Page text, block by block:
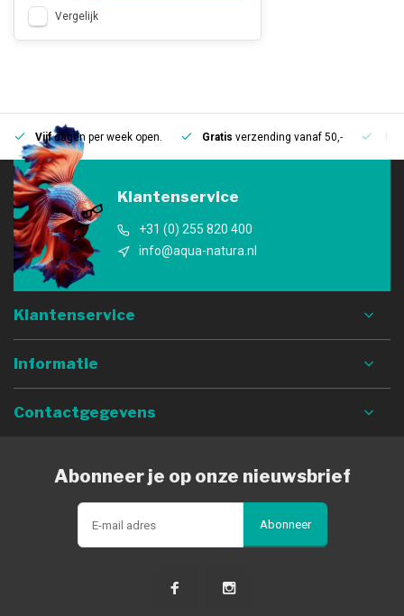
Vergelijk
Vijfdagen per week open. Gratis verzending vanaf 50,-
Klantenservice
+31 (0) 255 820 400
info@aqua-natura.nl
Klantenservice
Informatie
Contactgegevens
Abonneer je op onze nieuwsbrief
Abonneer